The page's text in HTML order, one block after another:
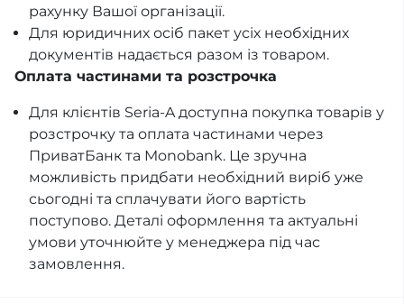
рахунку Вашої організації.
Для юридичних осіб пакет усіх необхідних
документів надається разом із товаром.
Оплата частинами та розстрочка
Для клієнтів Seria-A доступна покупка товарів у
розстрочку та оплата частинами через
ПриватБанк та Monobank. Це зручна
можливість придбати необхідний виріб уже
сьогодні та сплачувати його вартість
поступово. Деталі оформлення та актуальні
умови уточнюйте у менеджера під час
замовлення.